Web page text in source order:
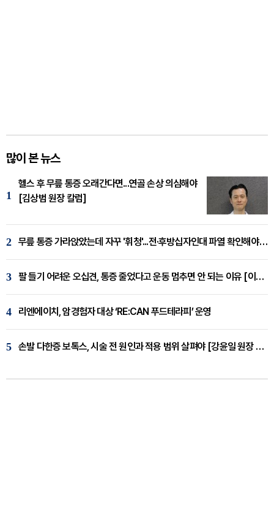
많이 본 뉴스
1
헬스 후 무릎 통증 오래간다면...연골 손상 의심해야
[김상범 원장 칼럼]
2 무릎 통증 가라앉았는데 자꾸 '휘청'...전·후방십자인대 파열 확인해야 [곽우경 원장 칼럼]
3 팔 들기 어려운 오십견, 통증 줄었다고 운동 멈추면 안 되는 이유 [이병욱 원장 칼럼]
4 리엔에이치, 암경험자 대상 ‘RE:CAN 푸드테라피’ 운영
5 손발 다한증 보톡스, 시술 전 원인과 적용 범위 살펴야 [강윤일 원장 칼럼]